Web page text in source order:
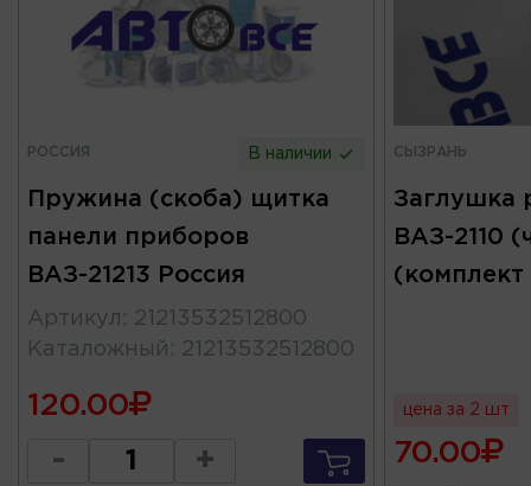
РОССИЯ В наличии
Пружина (скоба) щитка
панели приборов
ВАЗ-21213 Россия
Артикул : 21213532512800
Каталожный : 21213532512800
120.00
- +
СЫЗРАНЬ
Заглушка
ВАЗ-2110
цена за 2 шт
70.00